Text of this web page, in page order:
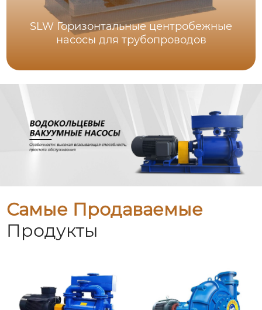
SLW Горизонтальные центробежные
насосы для трубопроводов
Самые Продаваемые
Продукты